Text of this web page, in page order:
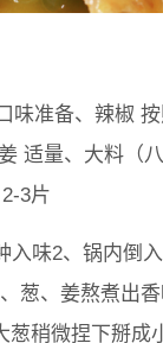
准备、辣椒
适量、大料（
3片
味2、锅内倒
葱、姜熬煮出
稍微捏下掰成